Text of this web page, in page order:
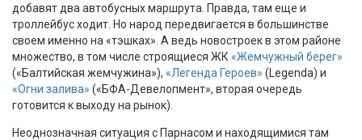
добавят два автобусных маршрута. Правда, там еще и
троллейбус ходит. Но народ передвигается в большинстве
своем именно на «тэшках». А ведь новостроек в этом районе
множество, в том числе строящиеся ЖК «Жемчужный берег»
(«Балтийская жемчужина»), «Легенда Героев» (Legenda) и
«Огни залива» («БФА-Девелопмент», вторая очередь
готовится к выходу на рынок).
Неоднозначная ситуация с Парнасом и находящимися там